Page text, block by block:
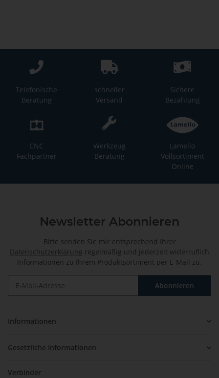
Telefonische
Beratung
schneller
Versand
Sichere
Bezahlung
CNC
Fachpartner
Werkzeug
Beratung
Lamello
Vollsortiment
Online
Newsletter Abonnieren
Bitte senden Sie mir entsprechend Ihrer
Datenschutzerklärung regelmäßig und jederzeit widerruflich
Informationen zu Ihrem Produktsortiment per E-Mail zu.
Abonnieren
Informationen
Gesetzliche Informationen
Verbinder